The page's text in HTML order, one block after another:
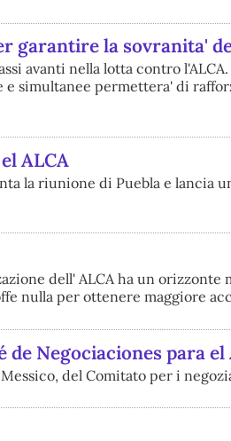
garantire la sovranita'
avanti nella lotta contro
e simultanee permettera' di
ALCA
la riunione di Puebla e lancia
dell' ALCA ha un orizzonte
nulla per ottenere maggiore
de Negociaciones para el
del Comitato per i